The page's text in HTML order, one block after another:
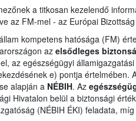
a titkosan kezelendő
az FM-mel - az Európai
kompetens hatósága (FM)
azelsődleges
az egészségügyi
e) pontja értelmében.
alapján aNÉBIH. Az
Hivatalon belül a biztonsági
(NÉBIH ÉKI) feladata,